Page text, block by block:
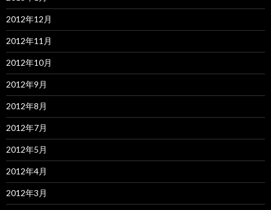
2012年12月
2012年11月
2012年10月
2012年9月
2012年8月
2012年7月
2012年5月
2012年4月
2012年3月